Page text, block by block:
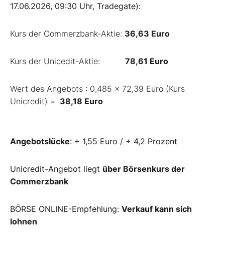
17.06.2026, 09:30 Uhr, Tradegate):
Kurs der Commerzbank-Aktie: 36,63 Euro
Kurs der Unicedit-Aktie: 78,61 Euro
Wert des Angebots : 0,485 x 72,39 Euro (Kurs
Unicredit) = 38,18 Euro
Angebotslücke: + 1,55 Euro / + 4,2 Prozent
Unicredit-Angebot liegt über Börsenkurs der
Commerzbank
BÖRSE ONLINE-Empfehlung: Verkauf kann sich
lohnen